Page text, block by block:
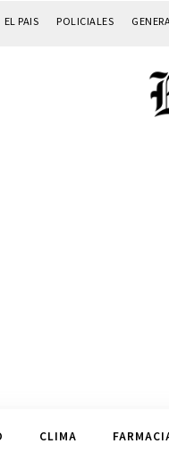
EL PAIS POLICIALES
CLIMA